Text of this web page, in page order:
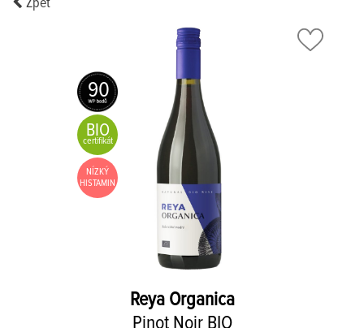
Zpět
90
BIO
certifikát
NÍZKÝ
HISTAMIN
ReyaOrganica
Pinot Noir BIO